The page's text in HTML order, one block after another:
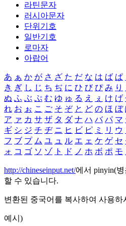
라틴문자
러시아문자
단위기호
일반기호
로마자
아랍어
あ ぁ か が さ ざ た だ な は ば ぱ
き ぎ し じ ち ぢ に ひ び ぴ み り
ぬ ふ ぶ ぷ む ゆ ゅ る え ぇ け げ
れ お ぉ こ ご そ ぞ と ど の ほ ぼ
ア ァ カ サ ザ タ ダ ナ ハ バ パ マ
ギ シ ジ チ ヂ ニ ヒ ビ ピ ミ リ ウ
フ ブ プ ム ユ ュ ル エ ェ ケ ゲ セ
ォ コ ゴ ソ ゾ ト ド ノ ホ ボ ポ モ
http://chineseinput.net/에서 pinyin(
할 수 있습니다.
변환된 중국어를 복사하여 사용하
예시)